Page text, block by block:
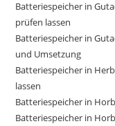
Batteriespeicher in
prüfen lassen
Batteriespeicher in
und Umsetzung
Batteriespeicher in
lassen
Batteriespeicher in
Batteriespeicher in